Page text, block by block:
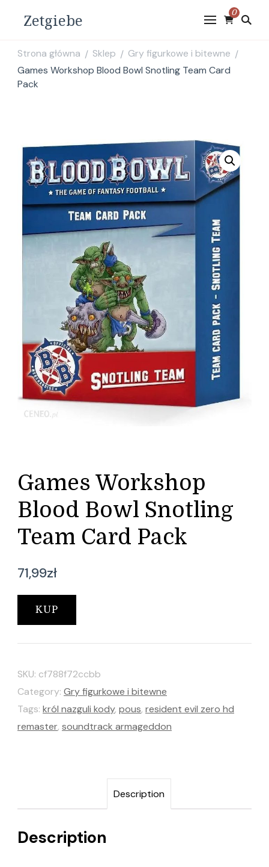
Zetgiebe 0
Strona główna / Sklep / Gry figurkowe i bitewne /
Games Workshop Blood Bowl Snotling Team Card
Pack
Games Workshop
Blood Bowl Snotling
Team Card Pack
71,99zł
KUP
SKU: cf788f72ccbb
Category: Gry figurkowe i bitewne
Tags: król nazguli kody, pous, resident evil zero hd
remaster, soundtrack armageddon
Description
Description